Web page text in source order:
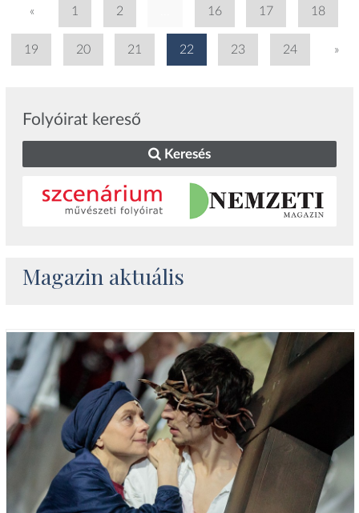
« 1 2 16 17 18
19 20 21 22 23 24 »
Folyóirat kereső
Keresés
Magazin aktuális